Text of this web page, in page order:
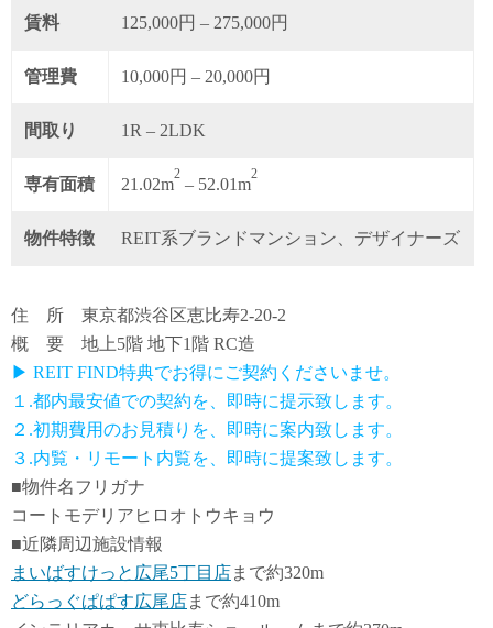
賃料 125,000円 – 275,000円
管理費 10,000円 – 20,000円
間取り 1R – 2LDK
専有面積 21.02m
2
– 52.01m
2
物件特徴 REIT系ブランドマンション、デザイナーズ
住 所 東京都渋谷区恵比寿2-20-2
概 要 地上5階 地下1階 RC造
▶ REIT FIND特典でお得にご契約くださいませ。
１.都内最安値での契約を、即時に提示致します。
２.初期費用のお見積りを、即時に案内致します。
３.内覧・リモート内覧を、即時に提案致します。
■物件名フリガナ
コートモデリアヒロオトウキョウ
■近隣周辺施設情報
まいばすけっと広尾5丁目店まで約320m
どらっぐぱぱす広尾店まで約410m